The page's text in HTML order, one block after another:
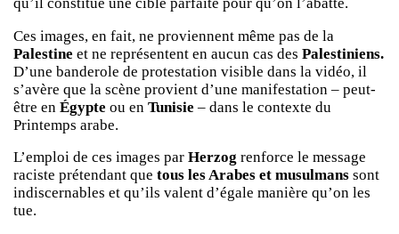
Ces images, en fait, ne proviennent même pas de la
Palestine et ne représentent en aucun cas des Palestiniens.
D’une banderole de protestation visible dans la vidéo, il
s’avère que la scène provient d’une manifestation – peut-
être en Égypte ou en Tunisie – dans le contexte du
Printemps arabe.
L’emploi de ces images par Herzog renforce le message
raciste prétendant que tous les Arabes et musulmans sont
indiscernables et qu’ils valent d’égale manière qu’on les
tue.